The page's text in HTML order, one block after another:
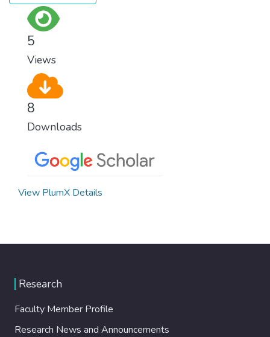
5
Views
8
Downloads
View PlumX Details
Research
Faculty Member Profile
Research News and Announcements